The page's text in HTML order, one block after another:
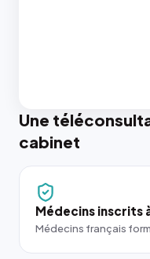
Une
cabinet
Médecins inscrits
Médecins français